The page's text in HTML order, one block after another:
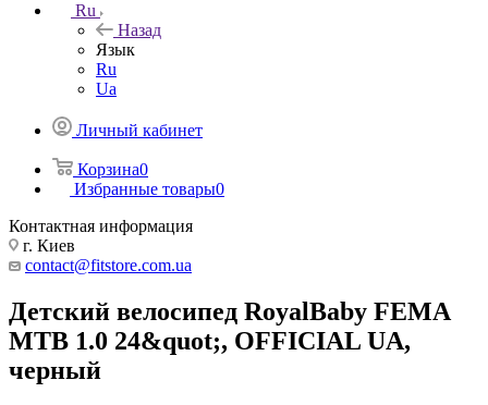
Ru
Назад
Язык
Ru
Ua
Личный кабинет
Корзина0
Избранные товары0
Контактная информация
г. Киев
contact@fitstore.com.ua
Детский велосипед RoyalBaby FEMA
MTB 1.0 24&quot;, OFFICIAL UA,
черный